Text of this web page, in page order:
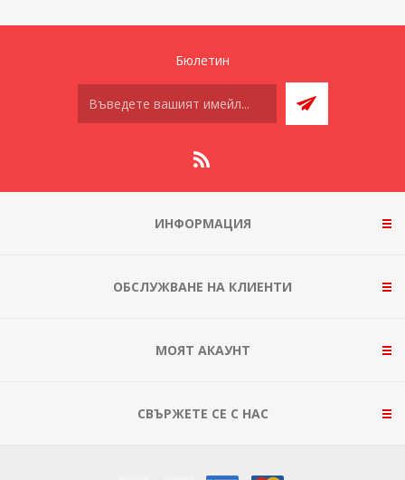
Бюлетин
ИНФОРМАЦИЯ
ОБСЛУЖВАНЕ НА КЛИЕНТИ
МОЯТ АКАУНТ
СВЪРЖЕТЕ СЕ С НАС